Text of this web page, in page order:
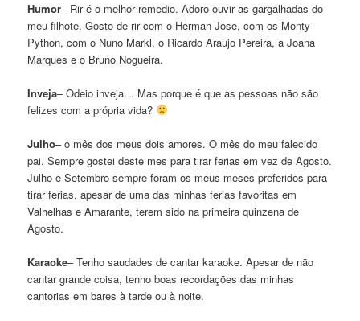
Humor– Rir é o melhor remedio. Adoro ouvir as gargalhadas do
meu filhote. Gosto de rir com o Herman Jose, com os Monty
Python, com o Nuno Markl, o Ricardo Araujo Pereira, a Joana
Marques e o Bruno Nogueira.
Inveja– Odeio inveja… Mas porque é que as pessoas não são
felizes com a própria vida?
Julho– o mês dos meus dois amores. O mês do meu falecido
pai. Sempre gostei deste mes para tirar ferias em vez de Agosto.
Julho e Setembro sempre foram os meus meses preferidos para
tirar ferias, apesar de uma das minhas ferias favoritas em
Valhelhas e Amarante, terem sido na primeira quinzena de
Agosto.
Karaoke– Tenho saudades de cantar karaoke. Apesar de não
cantar grande coisa, tenho boas recordações das minhas
cantorias em bares à tarde ou à noite.